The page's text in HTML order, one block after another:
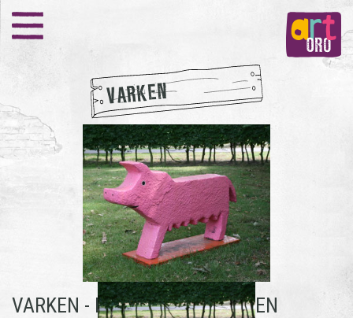
VARKEN
VARKEN - BAS VAN DER PUTTEN